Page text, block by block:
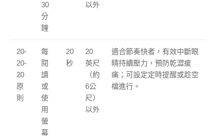
30
分
鐘
以外
20-
20-
20
原
則
每
閱
讀
或
使
用
螢
幕
20
秒
20
英尺
（約
6公
尺）
以外
適合節奏快者，有效中斷眼
睛持續壓力，預防乾澀痠
痛；可設定定時提醒或趁空
檔進行。